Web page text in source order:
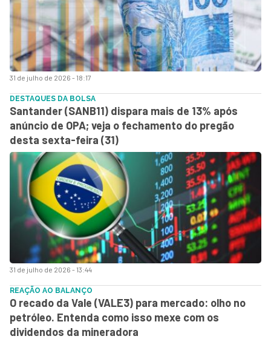
31 de julho de 2026 - 18:17
31 de julho de 2026 - 13:44
DESTAQUES DA BOLSA
Santander (SANB11) dispara mais de 13% após
anúncio de OPA; veja o fechamento do pregão
desta sexta-feira (31)
REAÇÃO AO BALANÇO
O recado da Vale (VALE3) para mercado: olho no
petróleo. Entenda como isso mexe com os
dividendos da mineradora